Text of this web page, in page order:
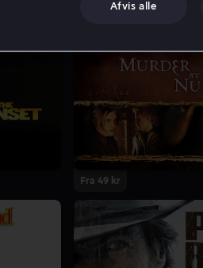
Fra 49 kr
Afvis alle